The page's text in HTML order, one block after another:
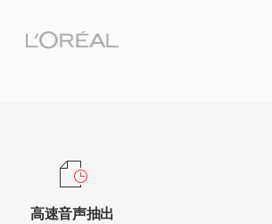
高速音声抽出